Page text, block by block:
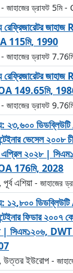
- জাহাজের ড্রাফট 5মি -
রেফ্রিজারেটর
115মি, 1990
- জাহাজের ড্রাফট
রেফ্রিজারেটর
149.65মি,
- জাহাজের ড্রাফট
২৩,৬০০
ভেসেল ২০০৮
২০২৮ |
176মি, 2028
এশিয়া - জাহাজের
১২,৮০০
ফিডার ২০০৭
| সিএম১২০৬,
উত্তর ইউরোপ -